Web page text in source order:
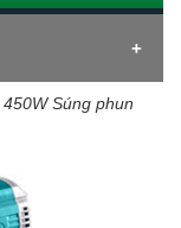
450W Súng phun